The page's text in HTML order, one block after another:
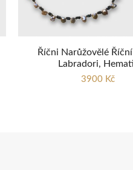
Říčni Narůžovělé
Labradori,
3900 Kč